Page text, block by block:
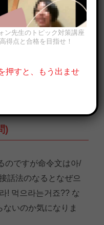
子になれ）画像出典：
)
のですが命令文は아/
話法のなるとなぜ으
! 먹으라는거죠?? な
いのか気になりま
ン先生のトピック対策講座
得点と合格を目指せ！
押すと、もう出ませ